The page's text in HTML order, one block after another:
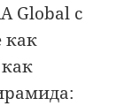
Global с
как